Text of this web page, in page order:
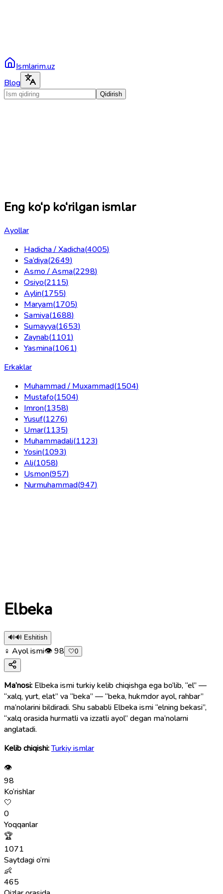
Ismlarim.uz
Blog
Qidirish
Eng ko‘p ko‘rilgan ismlar
Ayollar
Hadicha / Xadicha(4005)
Sa’diya(2649)
Asmo / Asma(2298)
Osiyo(2115)
Aylin(1755)
Maryam(1705)
Samiya(1688)
Sumayya(1653)
Zaynab(1101)
Yasmina(1061)
Erkaklar
Muhammad / Muxammad(1504)
Mustafo(1504)
Imron(1358)
Yusuf(1276)
Umar(1135)
Muhammadali(1123)
Yosin(1093)
Ali(1058)
Usmon(957)
Nurmuhammad(947)
Elbeka
🔊🔊 Eshitish
♀ Ayol ismi👁98 🤍0
Ma’nosi: Elbeka ismi turkiy kelib chiqishga ega bo‘lib, “el” —
“xalq, yurt, elat” va “beka” — “beka, hukmdor ayol, rahbar”
ma’nolarini bildiradi. Shu sababli Elbeka ismi “elning bekasi”,
“xalq orasida hurmatli va izzatli ayol” degan ma’nolarni
anglatadi.
Kelib chiqishi:Turkiy ismlar
👁
98
Ko‘rishlar
🤍
0
Yoqqanlar
🏆
1071
Saytdagi o‘rni
👶
465